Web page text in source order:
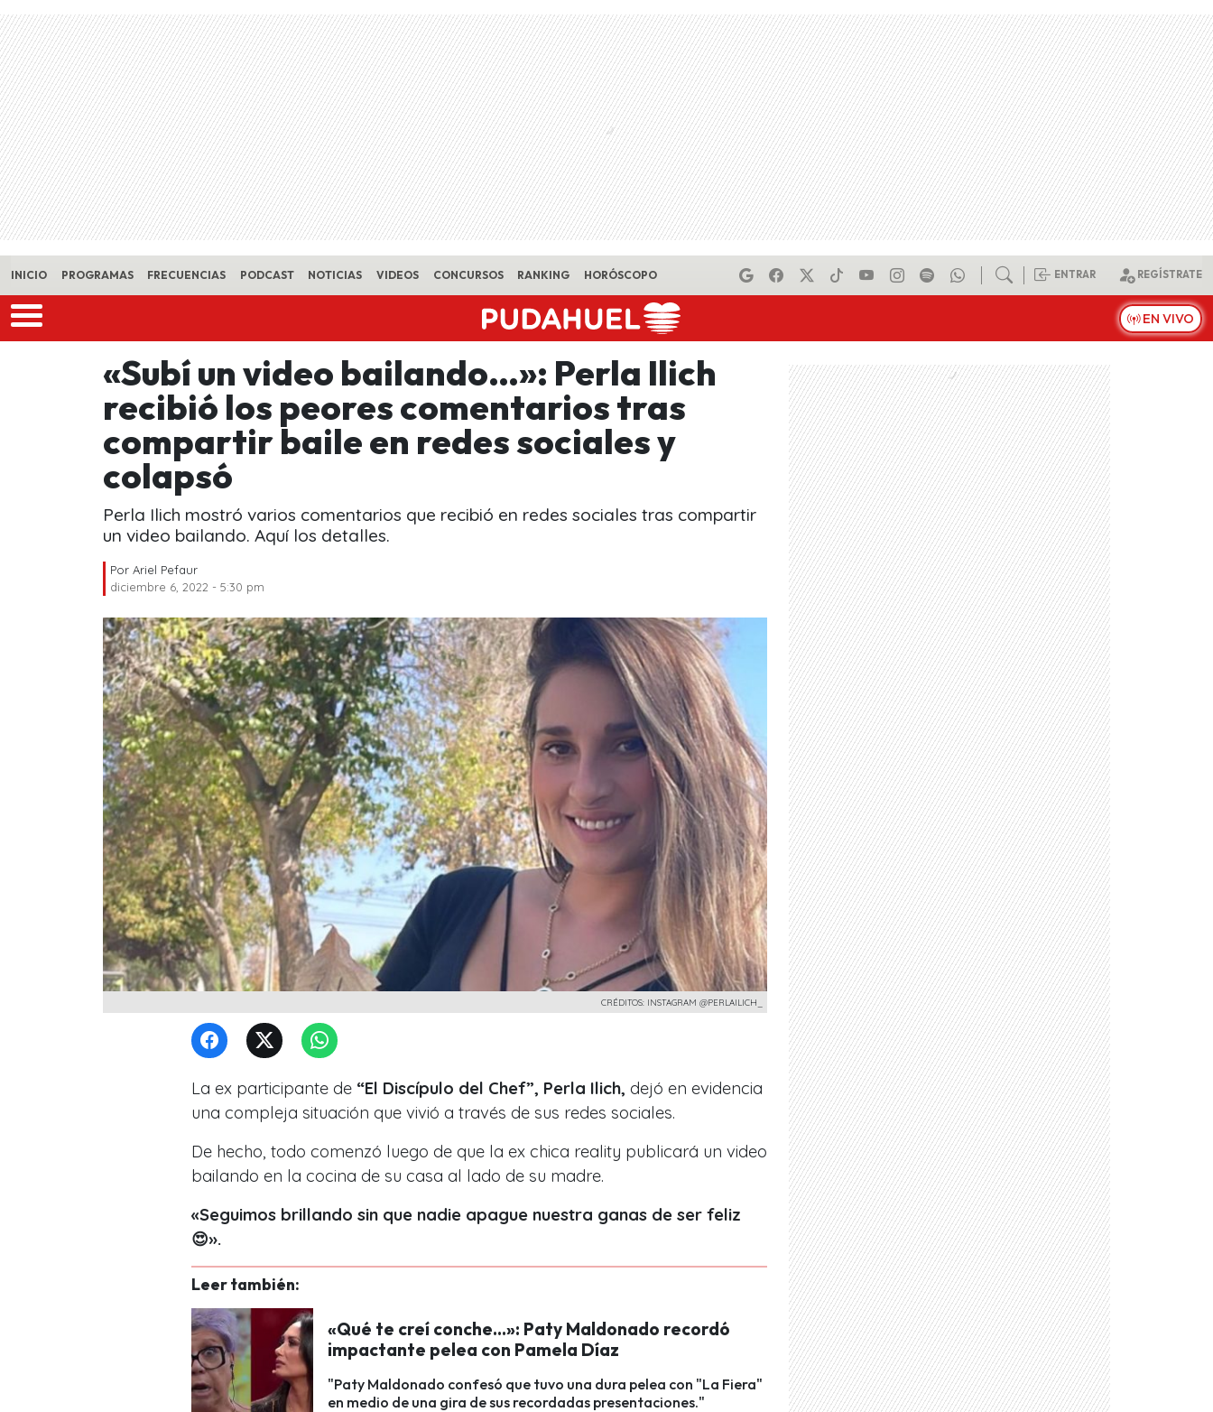
Skip to main content
INICIO PROGRAMAS FRECUENCIAS PODCAST NOTICIAS VIDEOS CONCURSOS RANKING HORÓSCOPO ENTRAR REGÍSTRATE
EN VIVO
«Subí un video bailando…»: Perla Ilich
recibió los peores comentarios tras
compartir baile en redes sociales y
colapsó
Perla Ilich mostró varios comentarios que recibió en redes sociales tras compartir
un video bailando. Aquí los detalles.
Por Ariel Pefaur
diciembre 6, 2022 - 5:30 pm
CRÉDITOS: INSTAGRAM @PERLAILICH_
La ex participante de “El Discípulo del Chef”, Perla Ilich, dejó en evidencia
una compleja situación que vivió a través de sus redes sociales.
De hecho, todo comenzó luego de que la ex chica reality publicará un video
bailando en la cocina de su casa al lado de su madre.
«Seguimos brillando sin que nadie apague nuestra ganas de ser feliz
😍».
Leer también:
«Qué te creí conche…»: Paty Maldonado recordó
impactante pelea con Pamela Díaz
"Paty Maldonado confesó que tuvo una dura pelea con "La Fiera"
en medio de una gira de sus recordadas presentaciones."